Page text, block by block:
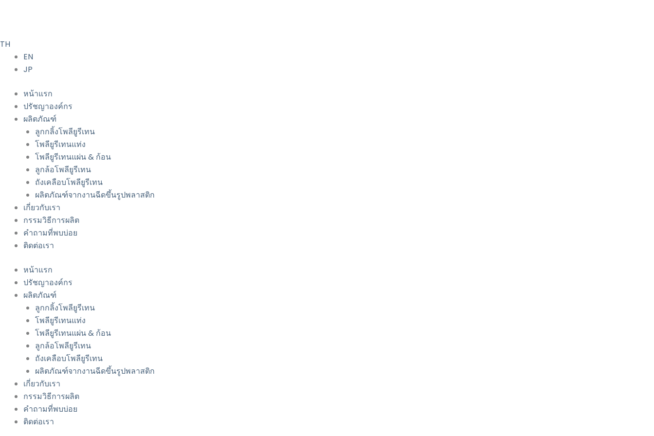
TH
EN
JP
หน้าแรก
ปรัชญาองค์กร
ผลิตภัณฑ์
ลูกกลิ้งโพลียูรีเทน
โพลียูรีเทนแท่ง
โพลียูรีเทนแผ่น & ก้อน
ลูกล้อโพลียูรีเทน
ถังเคลือบโพลียูรีเทน
ผลิตภัณฑ์จากงานฉีดขึ้นรูปพลาสติก
เกี่ยวกับเรา
กรรมวิธีการผลิต
คำถามที่พบบ่อย
ติดต่อเรา
หน้าแรก
ปรัชญาองค์กร
ผลิตภัณฑ์
ลูกกลิ้งโพลียูรีเทน
โพลียูรีเทนแท่ง
โพลียูรีเทนแผ่น & ก้อน
ลูกล้อโพลียูรีเทน
ถังเคลือบโพลียูรีเทน
ผลิตภัณฑ์จากงานฉีดขึ้นรูปพลาสติก
เกี่ยวกับเรา
กรรมวิธีการผลิต
คำถามที่พบบ่อย
ติดต่อเรา